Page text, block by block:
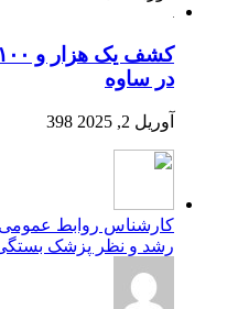
در ساوه
آوریل 2, 2025 398
کارشناس روابط
رشد و نظر پزشک بستگی